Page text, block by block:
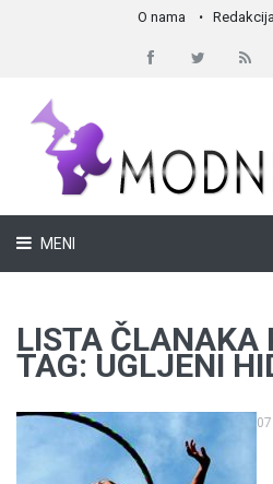
O nama Redakcija
MENI
LISTA ČLANAKA
TAG: UGLJENI